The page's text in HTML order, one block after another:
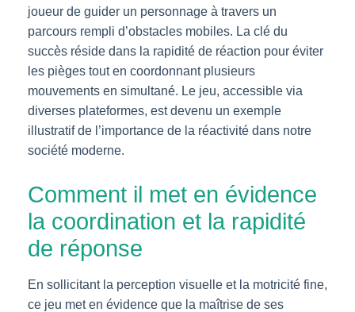
joueur de guider un personnage à travers un
parcours rempli d’obstacles mobiles. La clé du
succès réside dans la rapidité de réaction pour éviter
les pièges tout en coordonnant plusieurs
mouvements en simultané. Le jeu, accessible via
diverses plateformes, est devenu un exemple
illustratif de l’importance de la réactivité dans notre
société moderne.
Comment il met en évidence
la coordination et la rapidité
de réponse
En sollicitant la perception visuelle et la motricité fine,
ce jeu met en évidence que la maîtrise de ses